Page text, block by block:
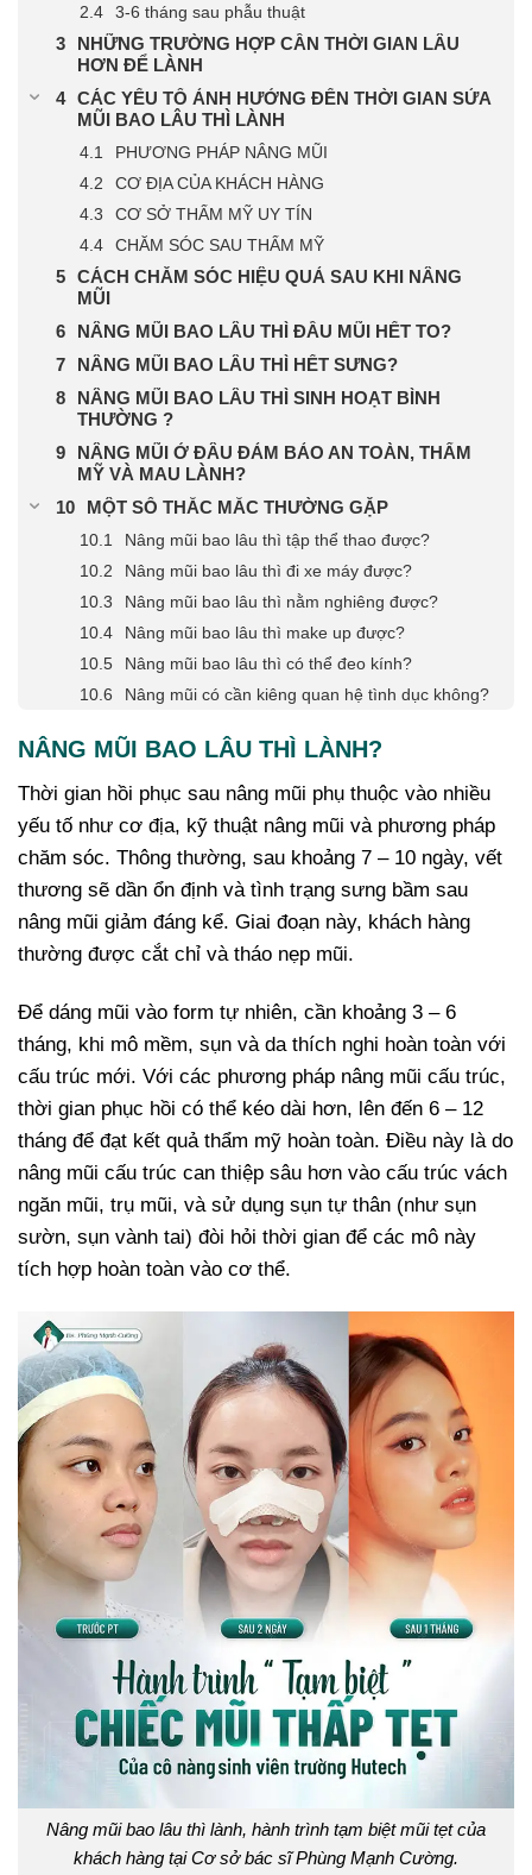
3-6 tháng sau phẫu thuật
NHỮNG TRƯỜNG HỢP CẦN THỜI GIAN LÂU
HƠN ĐỂ LÀNH
CÁC YẾU TỐ ẢNH HƯỞNG ĐẾN THỜI GIAN SỬA
MŨI BAO LÂU THÌ LÀNH
PHƯƠNG PHÁP NÂNG MŨI
CƠ ĐỊA CỦA KHÁCH HÀNG
CƠ SỞ THẨM MỸ UY TÍN
CHĂM SÓC SAU THẨM MỸ
CÁCH CHĂM SÓC HIỆU QUẢ SAU KHI NÂNG
MŨI
NÂNG MŨI BAO LÂU THÌ ĐẦU MŨI HẾT TO?
NÂNG MŨI BAO LÂU THÌ HẾT SƯNG?
NÂNG MŨI BAO LÂU THÌ SINH HOẠT BÌNH
THƯỜNG ?
NÂNG MŨI Ở ĐÂU ĐẢM BẢO AN TOÀN, THẨM
MỸ VÀ MAU LÀNH?
MỘT SỐ THẮC MẮC THƯỜNG GẶP
Nâng mũi bao lâu thì tập thể thao được?
Nâng mũi bao lâu thì đi xe máy được?
Nâng mũi bao lâu thì nằm nghiêng được?
Nâng mũi bao lâu thì make up được?
Nâng mũi bao lâu thì có thể đeo kính?
Nâng mũi có cần kiêng quan hệ tình dục không?
NÂNG MŨI BAO LÂU THÌ LÀNH?
Thời gian hồi phục sau nâng mũi phụ thuộc vào nhiều
yếu tố như cơ địa, kỹ thuật nâng mũi và phương pháp
chăm sóc. Thông thường, sau khoảng 7 – 10 ngày, vết
thương sẽ dần ổn định và tình trạng sưng bầm sau
nâng mũi giảm đáng kể. Giai đoạn này, khách hàng
thường được cắt chỉ và tháo nẹp mũi.
Để dáng mũi vào form tự nhiên, cần khoảng 3 – 6
tháng, khi mô mềm, sụn và da thích nghi hoàn toàn với
cấu trúc mới. Với các phương pháp nâng mũi cấu trúc,
thời gian phục hồi có thể kéo dài hơn, lên đến 6 – 12
tháng để đạt kết quả thẩm mỹ hoàn toàn. Điều này là do
nâng mũi cấu trúc can thiệp sâu hơn vào cấu trúc vách
ngăn mũi, trụ mũi, và sử dụng sụn tự thân (như sụn
sườn, sụn vành tai) đòi hỏi thời gian để các mô này
tích hợp hoàn toàn vào cơ thể.
Nâng mũi bao lâu thì lành, hành trình tạm biệt mũi tẹt của
khách hàng tại Cơ sở bác sĩ Phùng Mạnh Cường.